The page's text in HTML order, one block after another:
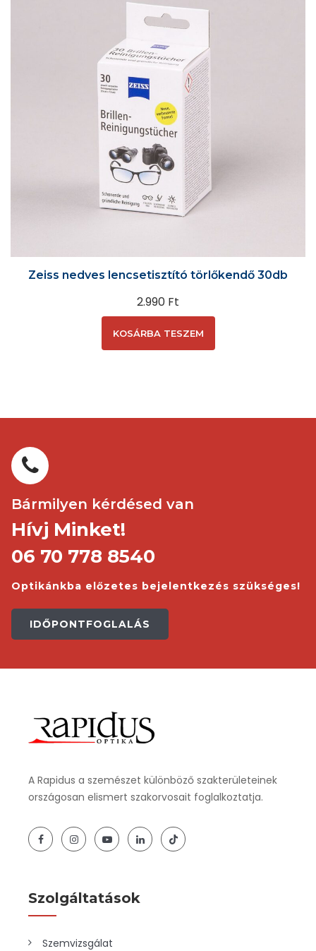
Zeiss nedves lencsetisztító törlőkendő 30db
2.990 Ft
KOSÁRBA TESZEM
Bármilyen kérdésed van
Hívj Minket!
06 70 778 8540
Optikánkba előzetes bejelentkezés szükséges!
IDŐPONTFOGLALÁS
A Rapidus a szemészet különböző szakterületeinek
országosan elismert szakorvosait foglalkoztatja.
Szolgáltatások
Szemvizsgálat